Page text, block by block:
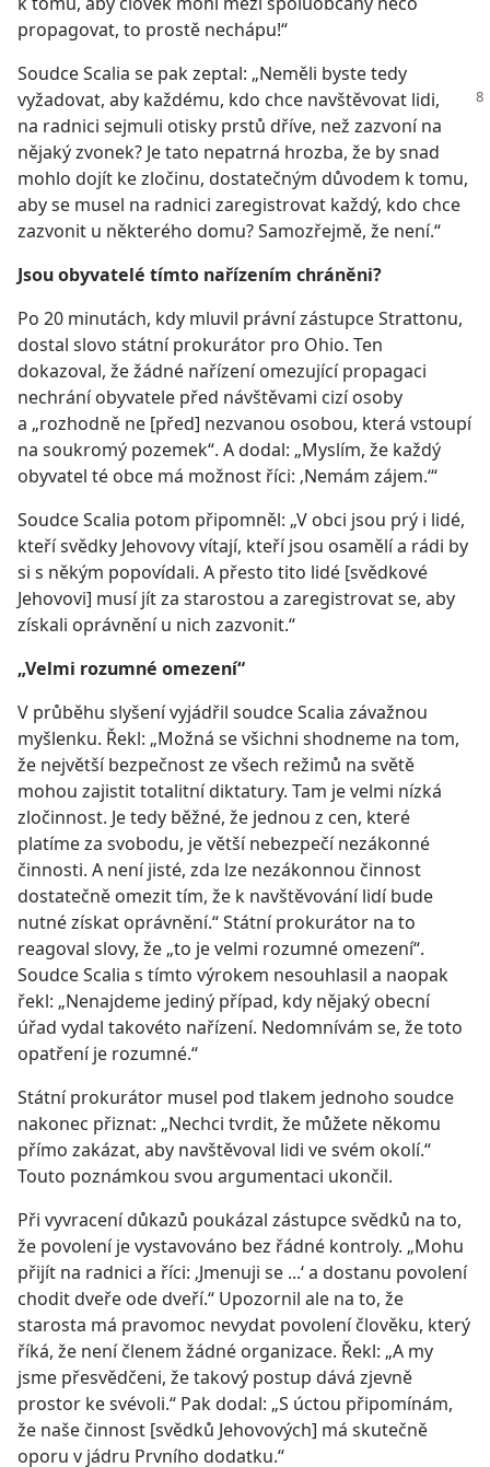
propagovat, to prostě nechápu!“
Soudce Scalia se pak zeptal: „Neměli byste tedy
vyžadovat, aby každému, kdo chce navštěvovat lidi,
na radnici sejmuli otisky prstů dříve, než zazvoní na
nějaký zvonek? Je tato nepatrná hrozba, že by snad
mohlo dojít ke zločinu, dostatečným důvodem k tomu,
aby se musel na radnici zaregistrovat každý, kdo chce
zazvonit u některého domu? Samozřejmě, že není.“
Jsou obyvatelé tímto nařízením chráněni?
Po 20 minutách, kdy mluvil právní zástupce Strattonu,
dostal slovo státní prokurátor pro Ohio. Ten
dokazoval, že žádné nařízení omezující propagaci
nechrání obyvatele před návštěvami cizí osoby
a „rozhodně ne [před] nezvanou osobou, která vstoupí
na soukromý pozemek“. A dodal: „Myslím, že každý
obyvatel té obce má možnost říci: ‚Nemám zájem.‘“
Soudce Scalia potom připomněl: „V obci jsou prý i lidé,
kteří svědky Jehovovy vítají, kteří jsou osamělí a rádi by
si s někým popovídali. A přesto tito lidé [svědkové
Jehovovi] musí jít za starostou a zaregistrovat se, aby
získali oprávnění u nich zazvonit.“
„Velmi rozumné omezení“
V průběhu slyšení vyjádřil soudce Scalia závažnou
myšlenku. Řekl: „Možná se všichni shodneme na tom,
že největší bezpečnost ze všech režimů na světě
mohou zajistit totalitní diktatury. Tam je velmi nízká
zločinnost. Je tedy běžné, že jednou z cen, které
platíme za svobodu, je větší nebezpečí nezákonné
činnosti. A není jisté, zda lze nezákonnou činnost
dostatečně omezit tím, že k navštěvování lidí bude
nutné získat oprávnění.“ Státní prokurátor na to
reagoval slovy, že „to je velmi rozumné omezení“.
Soudce Scalia s tímto výrokem nesouhlasil a naopak
řekl: „Nenajdeme jediný případ, kdy nějaký obecní
úřad vydal takovéto nařízení. Nedomnívám se, že toto
opatření je rozumné.“
Státní prokurátor musel pod tlakem jednoho soudce
nakonec přiznat: „Nechci tvrdit, že můžete někomu
přímo zakázat, aby navštěvoval lidi ve svém okolí.“
Touto poznámkou svou argumentaci ukončil.
Při vyvracení důkazů poukázal zástupce svědků na to,
že povolení je vystavováno bez řádné kontroly. „Mohu
přijít na radnici a říci: ‚Jmenuji se ...‘ a dostanu povolení
chodit dveře ode dveří.“ Upozornil ale na to, že
starosta má pravomoc nevydat povolení člověku, který
říká, že není členem žádné organizace. Řekl: „A my
jsme přesvědčeni, že takový postup dává zjevně
prostor ke svévoli.“ Pak dodal: „S úctou připomínám,
že naše činnost [svědků Jehovových] má skutečně
oporu v jádru Prvního dodatku.“